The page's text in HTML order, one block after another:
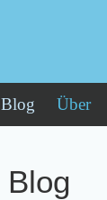
Blog Über
Blog